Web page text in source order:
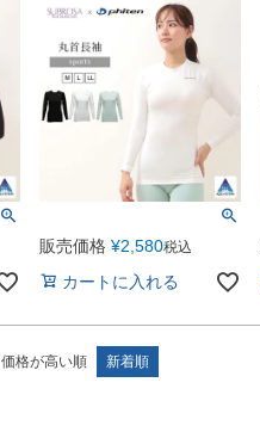
販売価格 ¥2,580税込
カートに入れる
価格が高い順 新着順